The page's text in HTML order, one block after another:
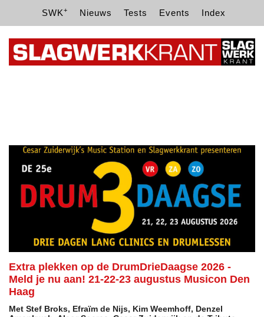
SWK+ Nieuws Tests Events Index
Extra plekken op de DrumDrieDaagse 2026 -
Meld je nu aan! 21-22-23 augustus Musicon Den
Haag
Met Stef Broks, Efraïm de Nijs, Kim Weemhoff, Denzel